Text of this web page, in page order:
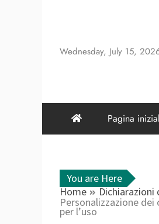
Wednesday, July 15,
Pagina
You are Here
Home
Dichiarazioni
Personalizzazione
per l’uso